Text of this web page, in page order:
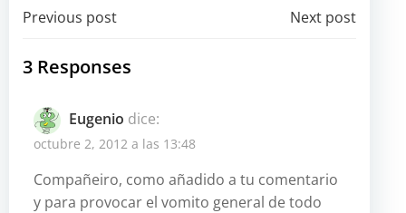
Navegación
por
las
entradas
Previous post
Navegación
entradas
Next post
3 Responses
Eugenio dice:
octubre 2, 2012 a las 13:48
Compañeiro, como añadido a tu comentario
y para provocar el vomito general de todo